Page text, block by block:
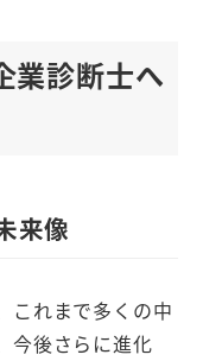
業診断士へ
来像
これまで多くの中
今後さらに進化